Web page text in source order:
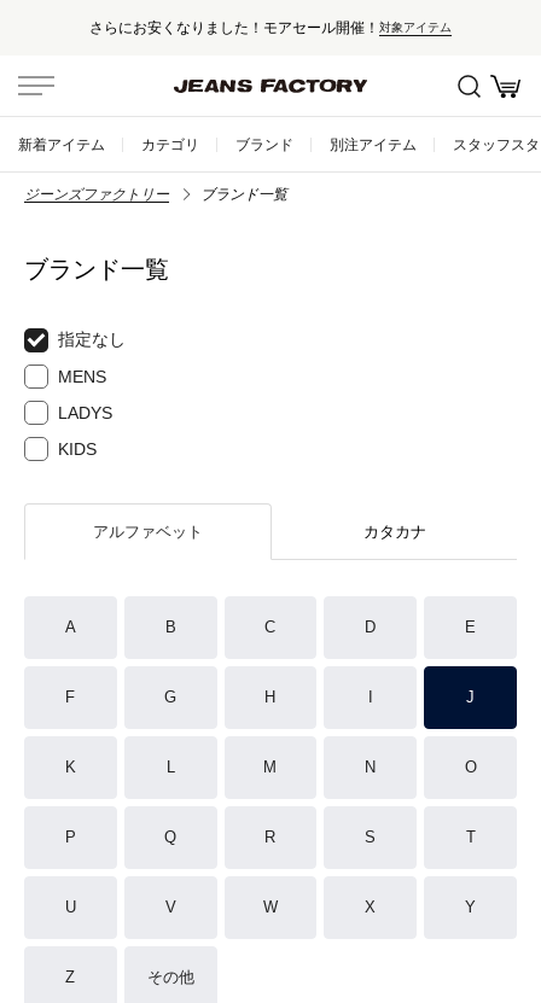
さらにお安くなりました！モアセール開催！ 対象アイテム
新着アイテム カテゴリ ブランド 別注アイテム スタッフス
ジーンズファクトリー ブランド一覧
ブランド一覧
指定なし
MENS
LADYS
KIDS
アルファベット カタカナ
A B C D E
F G H J
K L M N O
P Q R S T
U V W X Y
Z その他